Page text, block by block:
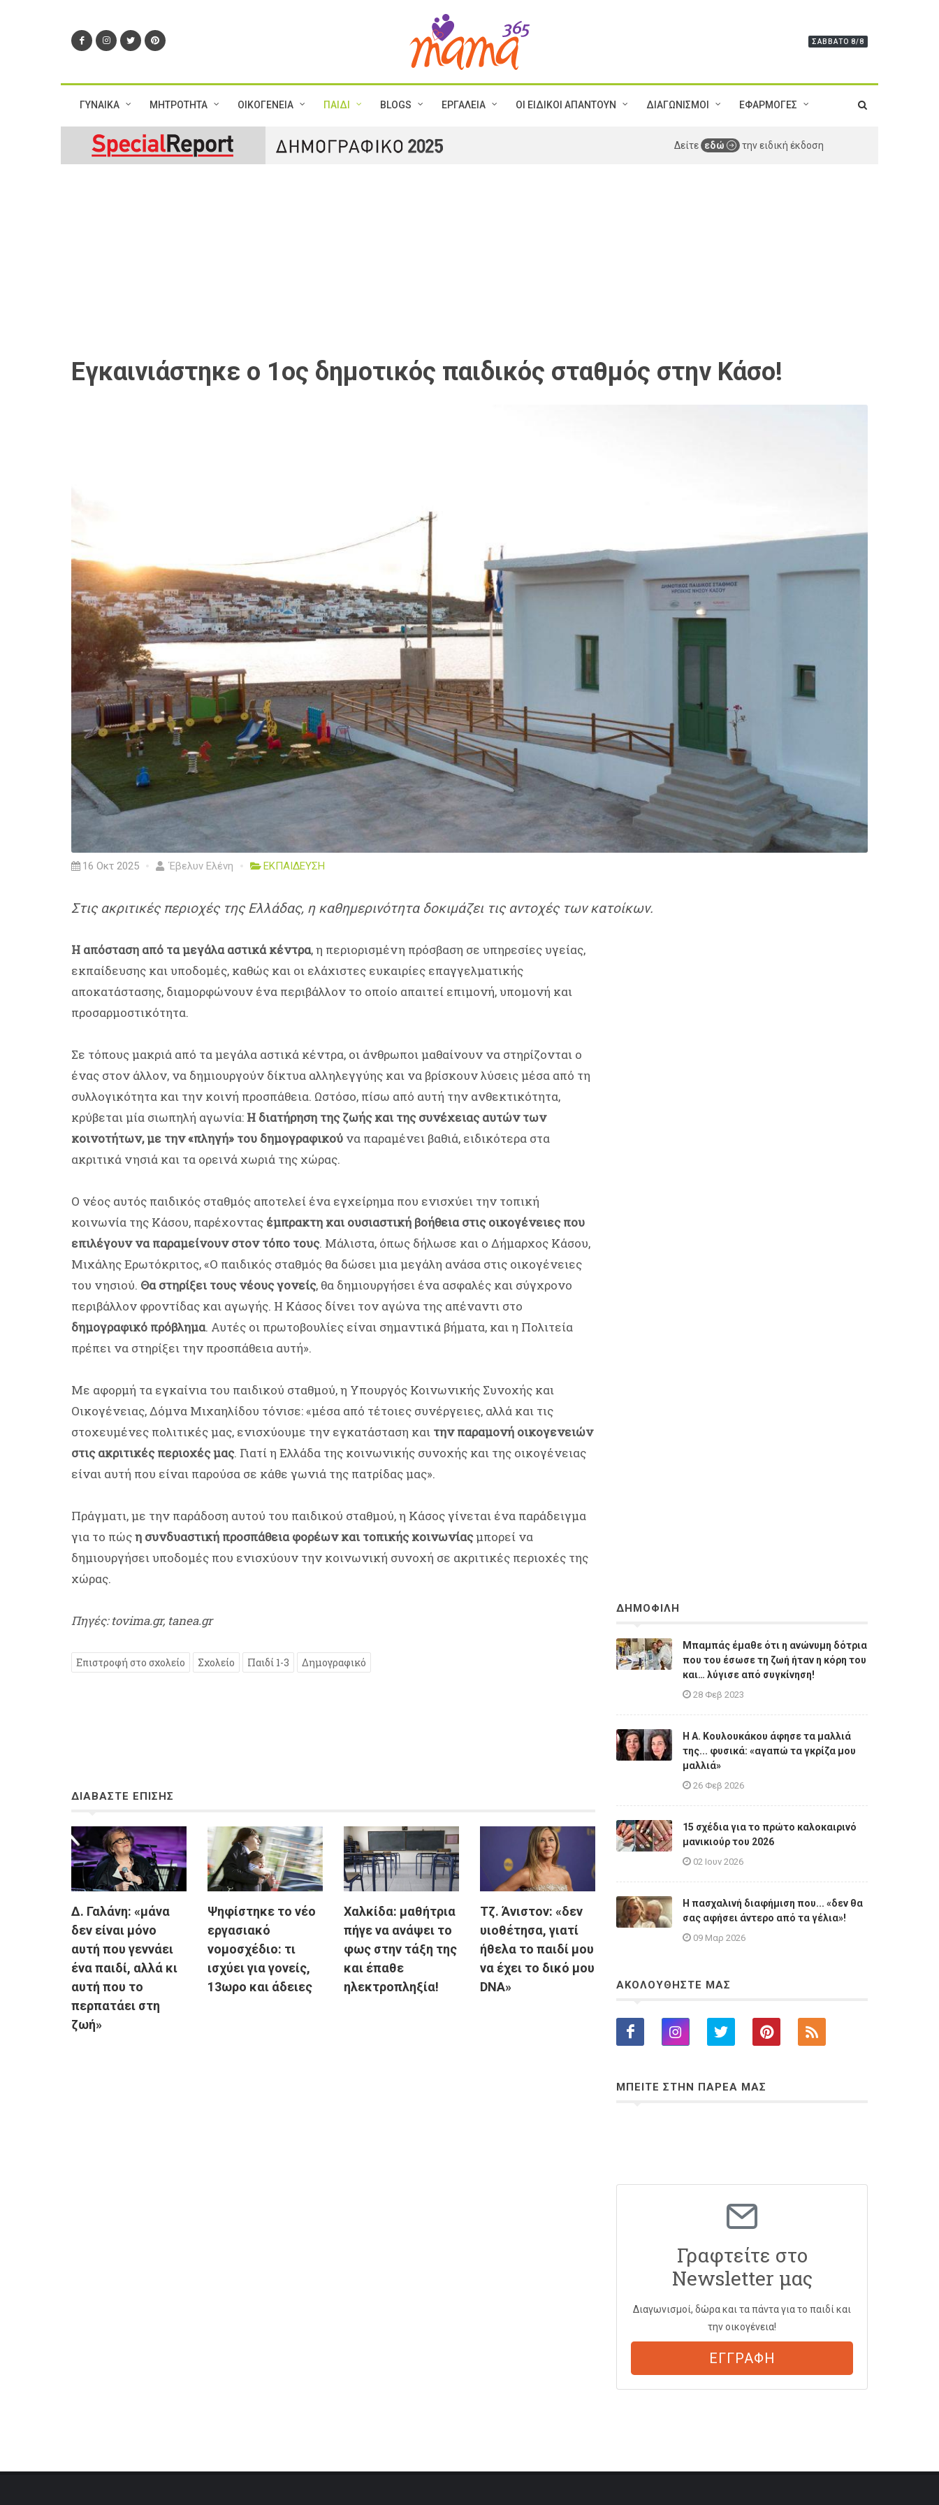
ΣΆΒΒΑΤΟ 8/8
ΓΥΝΑΙΚΑ ΜΗΤΡΟΤΗΤΑ ΟΙΚΟΓΕΝΕΙΑ ΠΑΙΔΙ BLOGS ΕΡΓΑΛΕΙΑ ΟΙ ΕΙΔΙΚΟΙ ΑΠΑΝΤΟΥΝ ΔΙΑΓΩΝΙΣΜΟΙ ΕΦΑΡΜΟΓΕΣ
Δείτε εδώ την ειδική έκδοση
Εγκαινιάστηκε ο 1ος δημοτικός παιδικός σταθμός στην Κάσο!
16 Οκτ 2025 Έβελυν Ελένη ΕΚΠΑΙΔΕΥΣΗ
Στις ακριτικές περιοχές της Ελλάδας, η καθημερινότητα δοκιμάζει τις αντοχές των κατοίκων.
Η απόσταση από τα μεγάλα αστικά κέντρα, η περιορισμένη πρόσβαση σε υπηρεσίες υγείας,
εκπαίδευσης και υποδομές, καθώς και οι ελάχιστες ευκαιρίες επαγγελματικής
αποκατάστασης, διαμορφώνουν ένα περιβάλλον το οποίο απαιτεί επιμονή, υπομονή και
προσαρμοστικότητα.
Σε τόπους μακριά από τα μεγάλα αστικά κέντρα, οι άνθρωποι μαθαίνουν να στηρίζονται ο
ένας στον άλλον, να δημιουργούν δίκτυα αλληλεγγύης και να βρίσκουν λύσεις μέσα από τη
συλλογικότητα και την κοινή προσπάθεια. Ωστόσο, πίσω από αυτή την ανθεκτικότητα,
κρύβεται μία σιωπηλή αγωνία: Η διατήρηση της ζωής και της συνέχειας αυτών των
κοινοτήτων, με την «πληγή» του δημογραφικού να παραμένει βαθιά, ειδικότερα στα
ακριτικά νησιά και τα ορεινά χωριά της χώρας.
Ο νέος αυτός παιδικός σταθμός αποτελεί ένα εγχείρημα που ενισχύει την τοπική
κοινωνία της Κάσου, παρέχοντας έμπρακτη και ουσιαστική βοήθεια στις οικογένειες που
επιλέγουν να παραμείνουν στον τόπο τους. Μάλιστα, όπως δήλωσε και ο Δήμαρχος Κάσου,
Μιχάλης Ερωτόκριτος, «Ο παιδικός σταθμός θα δώσει μια μεγάλη ανάσα στις οικογένειες
του νησιού. Θα στηρίξει τους νέους γονείς, θα δημιουργήσει ένα ασφαλές και σύγχρονο
περιβάλλον φροντίδας και αγωγής. Η Κάσος δίνει τον αγώνα της απέναντι στο
δημογραφικό πρόβλημα. Αυτές οι πρωτοβουλίες είναι σημαντικά βήματα, και η Πολιτεία
πρέπει να στηρίξει την προσπάθεια αυτή».
Με αφορμή τα εγκαίνια του παιδικού σταθμού, η Υπουργός Κοινωνικής Συνοχής και
Οικογένειας, Δόμνα Μιχαηλίδου τόνισε: «μέσα από τέτοιες συνέργειες, αλλά και τις
στοχευμένες πολιτικές μας, ενισχύουμε την εγκατάσταση και την παραμονή οικογενειών
στις ακριτικές περιοχές μας. Γιατί η Ελλάδα της κοινωνικής συνοχής και της οικογένειας
είναι αυτή που είναι παρούσα σε κάθε γωνιά της πατρίδας μας».
Πράγματι, με την παράδοση αυτού του παιδικού σταθμού, η Κάσος γίνεται ένα παράδειγμα
για το πώςη συνδυαστική προσπάθεια φορέων και τοπικής κοινωνίαςμπορεί να
δημιουργήσει υποδομές που ενισχύουν την κοινωνική συνοχή σε ακριτικές περιοχές της
χώρας.
Πηγές: tovima.gr, tanea.gr
Επιστροφή στο σχολείο Σχολείο Παιδί 1-3 Δημογραφικό
ΔΙΑΒΑΣΤΕ ΕΠΙΣΗΣ
Δ. Γαλάνη: «μάνα
δεν είναι μόνο
αυτή που γεννάει
ένα παιδί, αλλά κι
αυτή που το
περπατάει στη
ζωή»
Ψηφίστηκε το νέο
εργασιακό
νομοσχέδιο: τι
ισχύει για γονείς,
13ωρο και άδειες
Χαλκίδα: μαθήτρια
πήγε να ανάψει το
φως στην τάξη της
και έπαθε
ηλεκτροπληξία!
Τζ. Άνιστον: «δεν
υιοθέτησα, γιατί
ήθελα το παιδί μου
να έχει το δικό μου
DNA»
ΔΗΜΟΦΙΛΗ
Μπαμπάς έμαθε ότι η ανώνυμη δότρια
που του έσωσε τη ζωή ήταν η κόρη του
και… λύγισε από συγκίνηση!
28 Φεβ 2023
Η A. Κουλουκάκου άφησε τα μαλλιά
της... φυσικά: «αγαπώ τα γκρίζα μου
μαλλιά»
26 Φεβ 2026
15 σχέδια για το πρώτο καλοκαιρινό
μανικιούρ του 2026
02 Ιουν 2026
Η πασχαλινή διαφήμιση που... «δεν θα
σας αφήσει άντερο από τα γέλια»!
09 Μαρ 2026
ΑΚΟΛΟΥΘΗΣΤΕ ΜΑΣ
ΜΠΕΙΤΕ ΣΤΗΝ ΠΑΡΕΑ ΜΑΣ
Γραφτείτε στο
Newsletter μας
Διαγωνισμοί, δώρα και τα πάντα για το παιδί και
την οικογένεια!
ΕΓΓΡΑΦΗ